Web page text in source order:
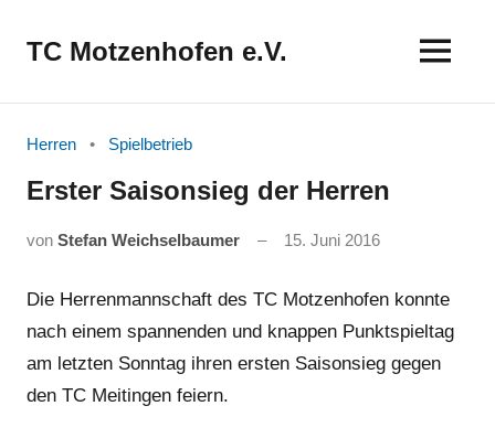
InhaltTC Motzenhofen e.V.
Herren Spielbetrieb
Erster Saisonsieg der Herren
von Stefan Weichselbaumer 15. Juni 2016
Die Herrenmannschaft des TC Motzenhofen konnte
nach einem spannenden und knappen Punktspieltag
am letzten Sonntag ihren ersten Saisonsieg gegen
den TC Meitingen feiern.